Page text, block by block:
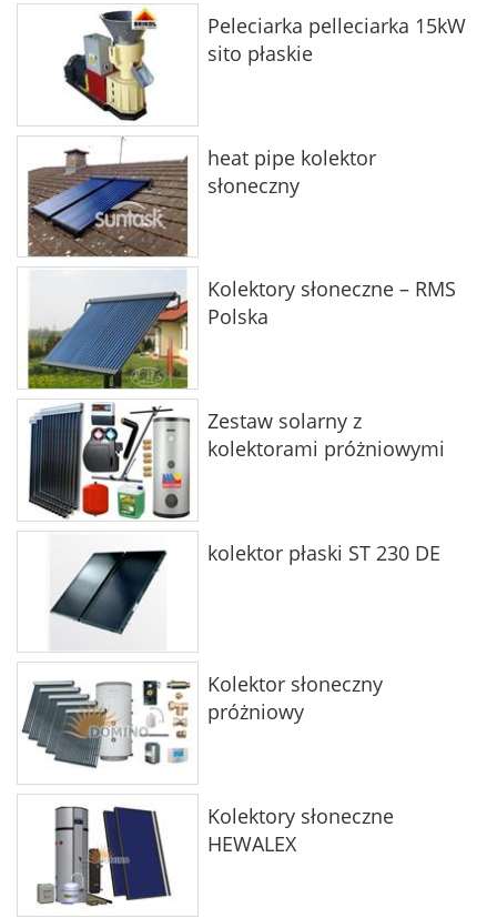
Peleciarka pelleciarka 15kW
sito płaskie
heat pipe kolektor
słoneczny
Kolektory słoneczne – RMS
Polska
Zestaw solarny z
kolektorami próżniowymi
kolektor płaski ST 230 DE
Kolektor słoneczny
próżniowy
Kolektory słoneczne
HEWALEX